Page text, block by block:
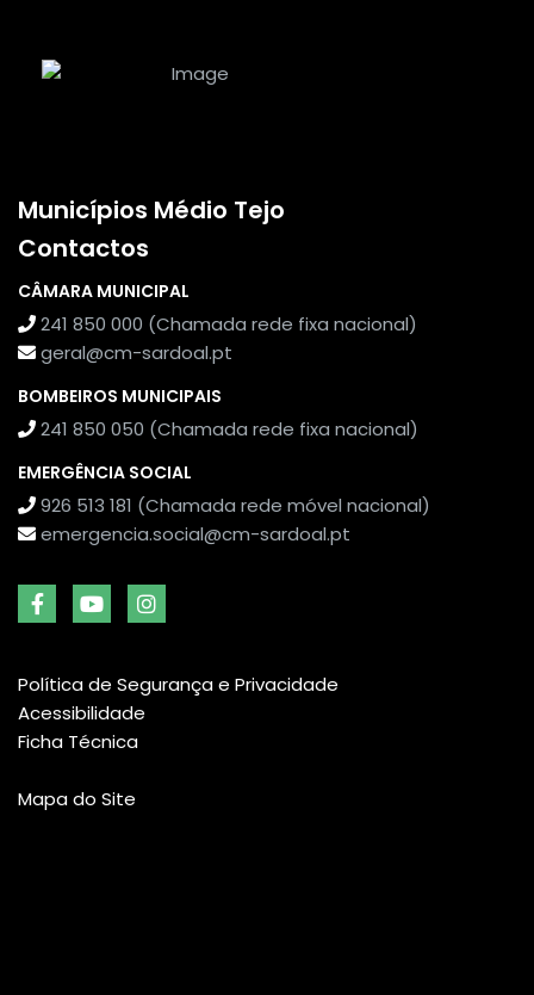
Municípios Médio Tejo
Contactos
CÂMARA MUNICIPAL
241 850 000 (Chamada rede fixa nacional)
geral@cm-sardoal.pt
BOMBEIROS MUNICIPAIS
241 850 050 (Chamada rede fixa nacional)
EMERGÊNCIA SOCIAL
926 513 181 (Chamada rede móvel nacional)
emergencia.social@cm-sardoal.pt
Política de Segurança e Privacidade
Acessibilidade
Ficha Técnica
Mapa do Site